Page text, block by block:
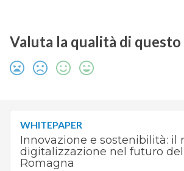
Valuta la qualità di
WHITEPAPER
Innovazione e sostenibilità: il
digitalizzazione nel futuro
Romagna